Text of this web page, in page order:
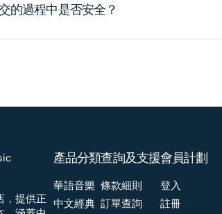
的過程中是否安全？
，提供正
產品分類
華語音樂
中文經典
查詢及支援
條款細則
訂單查詢
會員計劃
登入
註冊